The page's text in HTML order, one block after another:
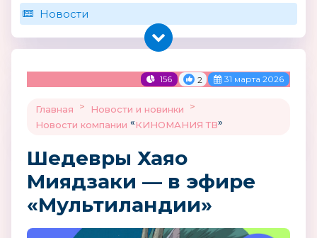
Новости
156 2 31 марта 2026
Главная > Новости и новинки
>
Новости компании «КИНОМАНИЯ ТВ»
Шедевры Хаяо
Миядзаки — в эфире
«Мультиландии»